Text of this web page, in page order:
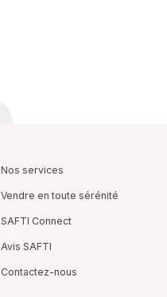
Nos services
Vendre en toute sérénité
SAFTI Connect
Avis SAFTI
Contactez-nous